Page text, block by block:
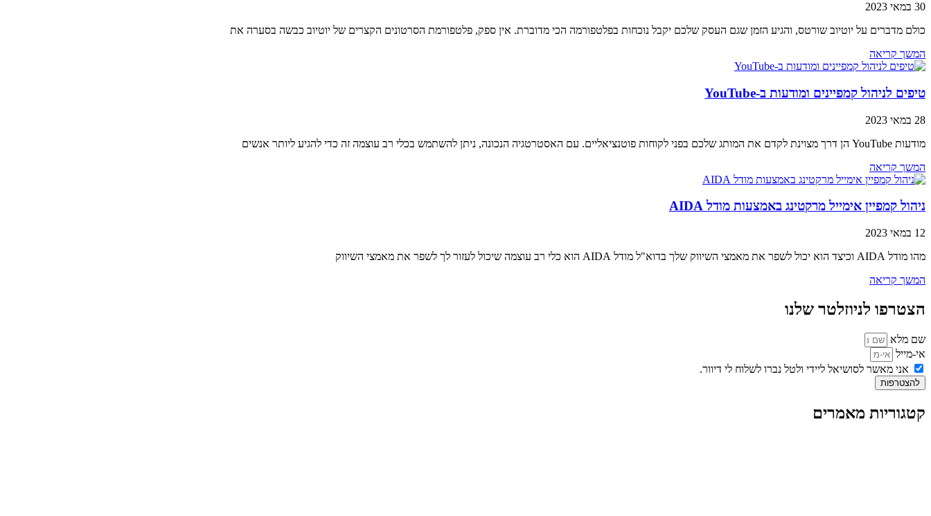
30 במאי 2023
כולם מדברים על יוטיוב שורטס, והגיע הזמן שגם העסק שלכם יקבל נוכחות בפלטפורמה הכי מדוברת. אין ספק, פלטפורמת הסרטונים הקצרים של יוטיוב כבשה בסערה את
המשך קריאה
טיפים לניהול קמפיינים ומודעות ב-YouTube
28 במאי 2023
מודעות YouTube הן דרך מצוינת לקדם את המותג שלכם בפני לקוחות פוטנציאליים. עם האסטרטגיה הנכונה, ניתן להשתמש בכלי רב עוצמה זה כדי להגיע ליותר אנשים
המשך קריאה
ניהול קמפיין אימייל מרקטינג באמצעות מודל AIDA
12 במאי 2023
מהו מודל AIDA וכיצד הוא יכול לשפר את מאמצי השיווק שלך בדוא"ל מודל AIDA הוא כלי רב עוצמה שיכול לעזור לך לשפר את מאמצי השיווק
המשך קריאה
הצטרפו לניוזלטר שלנו
שם מלא
אי-מייל
אני מאשר לסושיאל ליידי ולטל נברו לשלוח לי דיוור.
להצטרפות
קטגוריות מאמרים